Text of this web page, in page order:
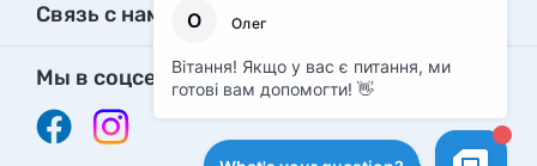
Связь с нами
Мы в соцсетях